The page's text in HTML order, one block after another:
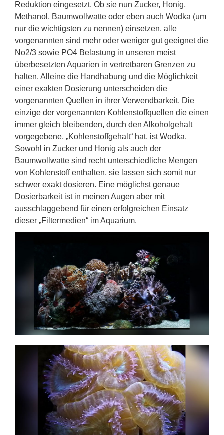
Reduktion eingesetzt. Ob sie nun Zucker, Honig,
Methanol, Baumwollwatte oder eben auch Wodka (um
nur die wichtigsten zu nennen) einsetzen, alle
vorgenannten sind mehr oder weniger gut geeignet die
No2/3 sowie PO4 Belastung in unseren meist
überbesetzten Aquarien in vertretbaren Grenzen zu
halten. Alleine die Handhabung und die Möglichkeit
einer exakten Dosierung unterscheiden die
vorgenannten Quellen in ihrer Verwendbarkeit. Die
einzige der vorgenannten Kohlenstoffquellen die einen
immer gleich bleibenden, durch den Alkoholgehalt
vorgegebene, „Kohlenstoffgehalt“ hat, ist Wodka.
Sowohl in Zucker und Honig als auch der
Baumwollwatte sind recht unterschiedliche Mengen
von Kohlenstoff enthalten, sie lassen sich somit nur
schwer exakt dosieren. Eine möglichst genaue
Dosierbarkeit ist in meinen Augen aber mit
ausschlaggebend für einen erfolgreichen Einsatz
dieser „Filtermedien“ im Aquarium.